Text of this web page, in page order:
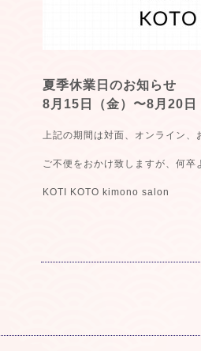
夏季休業日のお知らせ
8月15日（金）〜8月20日
上記の期間は対面、オンライン、
ご不便をおかけ致しますが、何卒
KOTI KOTO kimono salon